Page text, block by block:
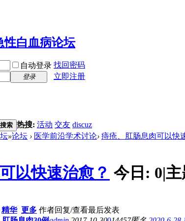
自动登录 找回密码
登录
立即注册
搜索 热搜: 活动 交友 discuz
»论坛 › 医学前沿学术讨论› 痔疮、肛肠息肉可以快
以快速治愈？ 今日: 0|主
精华 更多 作者回复/查看最后发表